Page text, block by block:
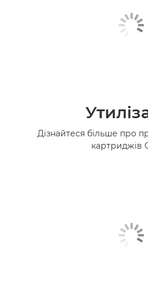
Дізнайтеся більше про
картриджів